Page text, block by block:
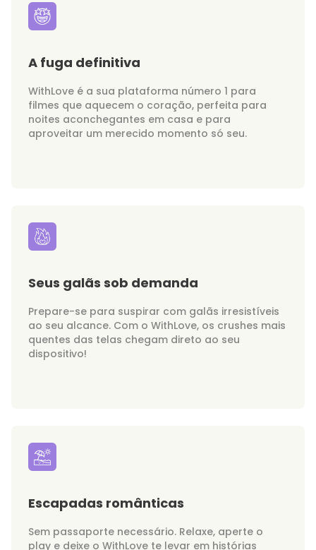
A fuga definitiva
WithLove é a sua plataforma número 1 para
filmes que aquecem o coração, perfeita para
noites aconchegantes em casa e para
aproveitar um merecido momento só seu.
Seus galãs sob demanda
Prepare-se para suspirar com galãs irresistíveis
ao seu alcance. Com o WithLove, os crushes mais
quentes das telas chegam direto ao seu
dispositivo!
Escapadas românticas
Sem passaporte necessário. Relaxe, aperte o
play e deixe o WithLove te levar em histórias